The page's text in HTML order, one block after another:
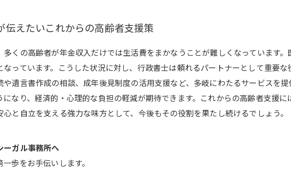
伝えたいこれからの高齢者支援策
くの高齢者が年金収入だけでは生活費をまかなうことが難しくなっています
っています。こうした状況に対し、行政書士は頼れるパートナーとして重要
遺言書作成の相談、成年後見制度の活用支援など、多岐にわたるサービスを
なり、経済的・心理的な負担の軽減が期待できます。これからの高齢者支援
と自立を支える強力な味方として、今後もその役割を果たし続けるでしょう。
ーガル事務所へ
歩をお手伝いします。